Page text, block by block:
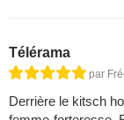
Télérama
par
Derrière le kitsch